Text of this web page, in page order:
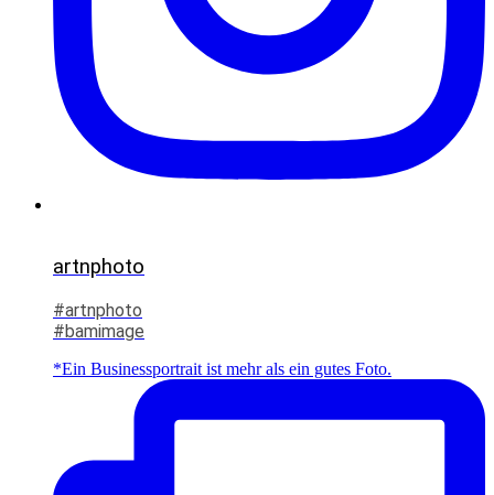
artnphoto
#artnphoto
#bamimage
*Ein Businessportrait ist mehr als ein gutes Foto.